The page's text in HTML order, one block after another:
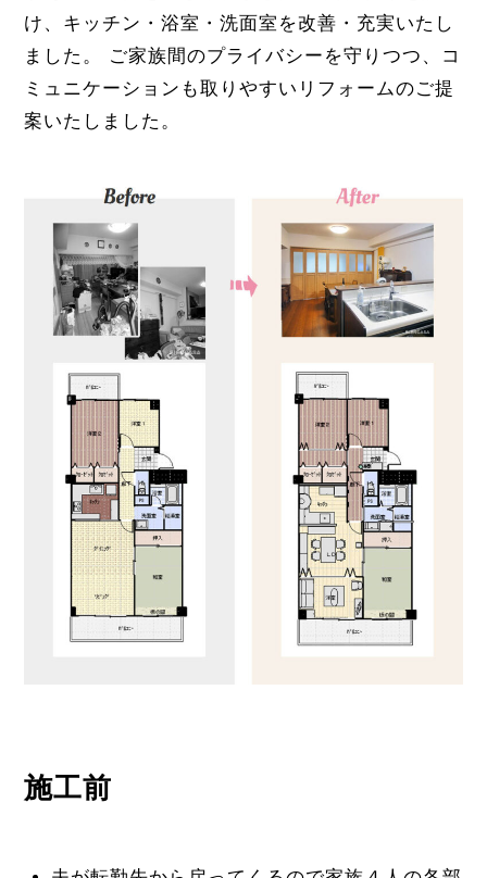
け、キッチン・浴室・洗面室を改善・充実いたし
ました。 ご家族間のプライバシーを守りつつ、コ
ミュニケーションも取りやすいリフォームのご提
案いたしました。
施工前